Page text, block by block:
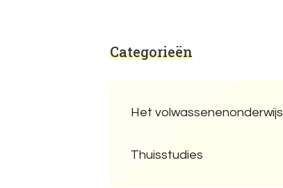
Categorieën
Het volwassenenonderwijs
Thuisstudies